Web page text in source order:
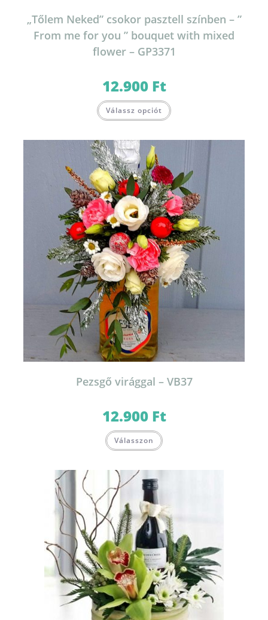
„Tőlem Neked” csokor pasztell színben – ”
From me for you ” bouquet with mixed
flower – GP3371
12.900 Ft
Válassz opciót
Pezsgő virággal – VB37
12.900 Ft
Válasszon